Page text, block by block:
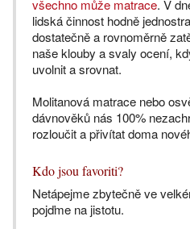
všechno může matrace. V
lidská činnost hodně
dostatečně a rovnoměrně
naše klouby a svaly ocení,
uvolnit a srovnat.
Molitanová matrace nebo
dávnověků nás 100%
rozloučit a přivítat doma
Kdo jsou favoriti?
Netápejme zbytečně ve
pojďme na jistotu.